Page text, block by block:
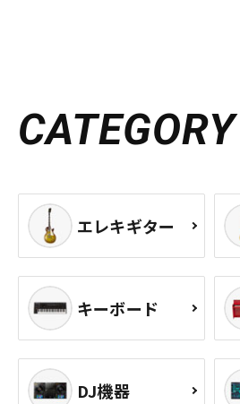
CATEGORY
エレキギター
キーボード
DJ機器